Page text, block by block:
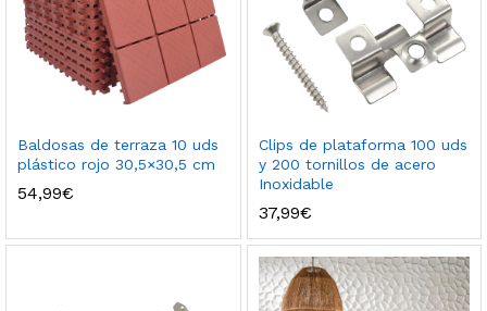
Baldosas de terraza 10 uds
plástico rojo 30,5×30,5 cm
54,99€
Clips de plataforma 100 uds
y 200 tornillos de acero
Inoxidable
37,99€